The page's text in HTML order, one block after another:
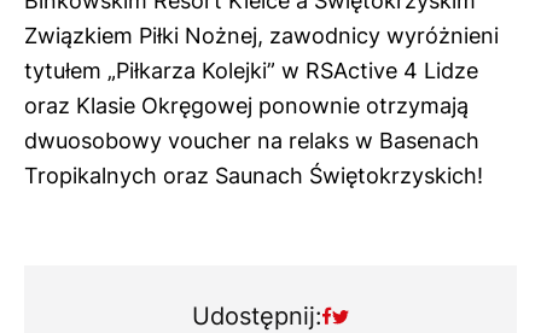
Związkiem Piłki Nożnej, zawodnicy wyróżnieni
tytułem „Piłkarza Kolejki” w RSActive 4 Lidze
oraz Klasie Okręgowej ponownie otrzymają
dwuosobowy voucher na relaks w Basenach
Tropikalnych oraz Saunach Świętokrzyskich!
Udostępnij: